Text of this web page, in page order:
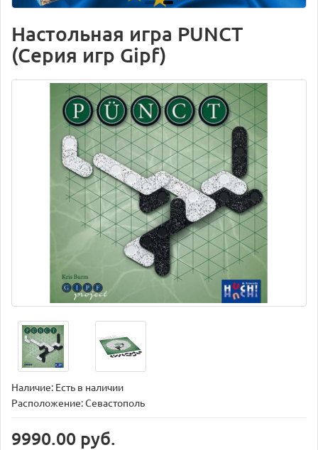
Настольная игра PUNCT
(Серия игр Gipf)
Наличие: Есть в наличии
Расположение: Севастополь
9990.00 руб.